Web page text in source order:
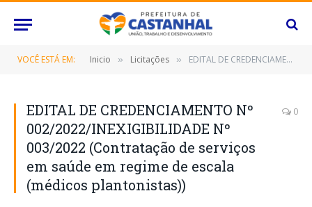
VOCÊ ESTÁ EM: Inicio » Licitações » EDITAL DE CREDENCIAMENTO Nº 002/2022/INEXIGIBILIDADE Nº 003/2022 (Contratação de serviços em saúde em regime de escala (médicos plantonistas))
EDITAL DE CREDENCIAMENTO Nº
002/2022/INEXIGIBILIDADE Nº
003/2022 (Contratação de serviços
em saúde em regime de escala
(médicos plantonistas))
0